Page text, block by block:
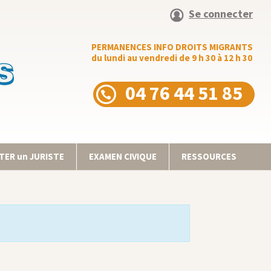
Se connecter
PERMANENCES INFO DROITS MIGRANTS
du lundi au vendredi de 9 h 30 à 12 h 30
04 76 44 51 85
un JURISTE EXAMEN CIVIQUE RESSOURCES